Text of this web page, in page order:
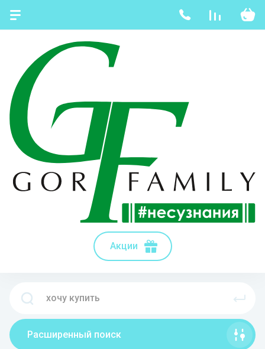
Акции
Расширенный поиск